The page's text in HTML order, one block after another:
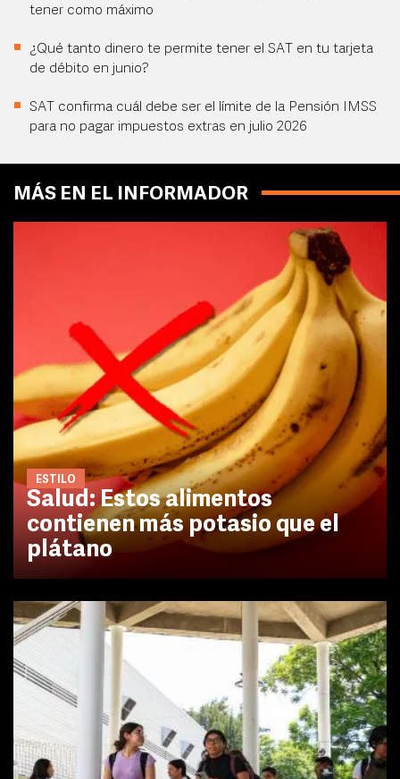
tener como máximo
¿Qué tanto dinero te permite tener el SAT en tu tarjeta
de débito en junio?
SAT confirma cuál debe ser el límite de la Pensión IMSS
para no pagar impuestos extras en julio 2026
MÁS EN EL INFORMADOR
ESTILO
Salud: Estos alimentos
contienen más potasio que el
plátano